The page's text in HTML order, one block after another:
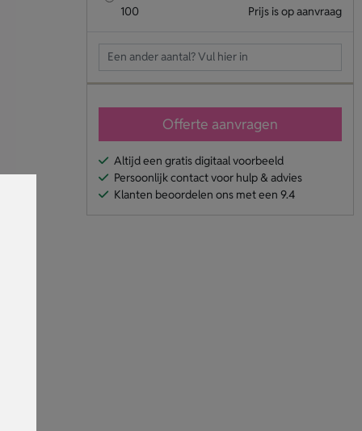
100 Prijs is op aanvraag
Offerte aanvragen
Altijd een gratis digitaal voorbeeld
Persoonlijk contact voor hulp & advies
Klanten beoordelen ons met een 9.4